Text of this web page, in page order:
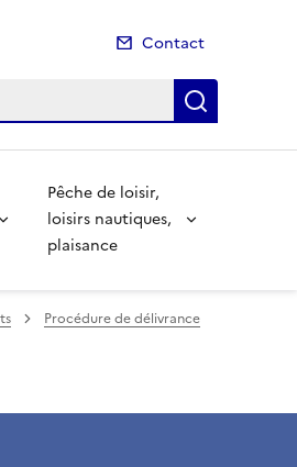
Contact
Pêche de loisir,
loisirs nautiques,
plaisance
Procédure de délivrance